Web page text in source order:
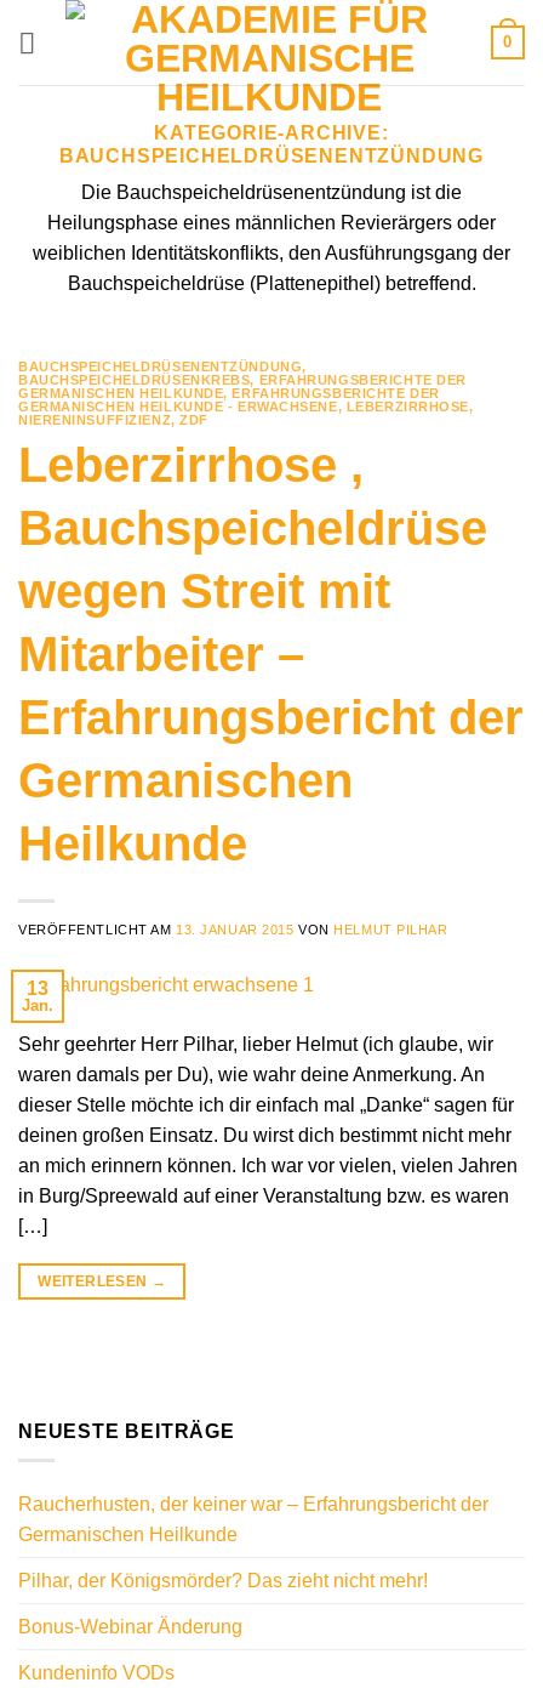
0
KATEGORIE-ARCHIVE:
BAUCHSPEICHELDRÜSENENTZÜNDUNG
Die Bauchspeicheldrüsenentzündung ist die
Heilungsphase eines männlichen Revierärgers oder
weiblichen Identitätskonflikts, den Ausführungsgang der
Bauchspeicheldrüse (Plattenepithel) betreffend.
BAUCHSPEICHELDRÜSENENTZÜNDUNG,
BAUCHSPEICHELDRÜSENKREBS, ERFAHRUNGSBERICHTE DER
GERMANISCHEN HEILKUNDE,ERFAHRUNGSBERICHTE DER
GERMANISCHEN HEILKUNDE - ERWACHSENE, LEBERZIRRHOSE,
NIERENINSUFFIZIENZ,ZDF
Leberzirrhose ,
Bauchspeicheldrüse
wegen Streit mit
Mitarbeiter –
Erfahrungsbericht der
Germanischen
Heilkunde
VERÖFFENTLICHT AM 13. JANUAR 2015 VON HELMUT PILHAR
13
Jan.
Sehr geehrter Herr Pilhar, lieber Helmut (ich glaube, wir
waren damals per Du), wie wahr deine Anmerkung. An
dieser Stelle möchte ich dir einfach mal „Danke“ sagen für
deinen großen Einsatz. Du wirst dich bestimmt nicht mehr
an mich erinnern können. Ich war vor vielen, vielen Jahren
in Burg/Spreewald auf einer Veranstaltung bzw. es waren
[…]
WEITERLESEN →
NEUESTE BEITRÄGE
Raucherhusten, der keiner war – Erfahrungsbericht der
Germanischen Heilkunde
Pilhar, der Königsmörder? Das zieht nicht mehr!
Bonus-Webinar Änderung
Kundeninfo VODs